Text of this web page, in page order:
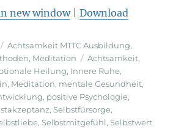
new window|Download
Kategorien
Achtsamkeit MTTC Ausbildung,
, Meditation Schlagwörter
Achtsamkeit,
Heilung, Innere Ruhe,
, Meditation, mentale Gesundheit,
, positive Psychologie,
,Selbstfürsorge,
,Selbstmitgefühl,Selbstwert